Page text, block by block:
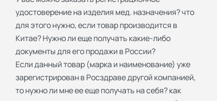
удостоверение на изделия мед. назначения? что
для этого нужно, если товар производится в
Китае? Нужно ли еще получать какие-либо
документы для его продажи в России?
Если данный товар (марка и наименование) уже
зарегистрирован в Росздраве другой компанией,
то нужно ли мне ее еще получать на себя? как